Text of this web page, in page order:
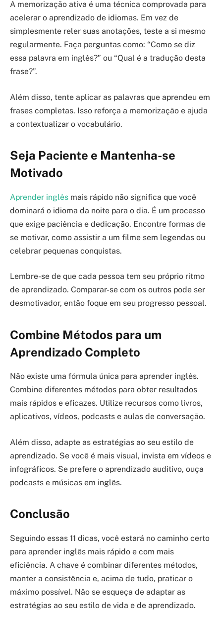
A memorização ativa é uma técnica comprovada para
acelerar o aprendizado de idiomas. Em vez de
simplesmente reler suas anotações, teste a si mesmo
regularmente. Faça perguntas como: “Como se diz
essa palavra em inglês?” ou “Qual é a tradução desta
frase?”.
Além disso, tente aplicar as palavras que aprendeu em
frases completas. Isso reforça a memorização e ajuda
a contextualizar o vocabulário.
Seja Paciente e Mantenha-se
Motivado
Aprender inglês mais rápido não significa que você
dominará o idioma da noite para o dia. É um processo
que exige paciência e dedicação. Encontre formas de
se motivar, como assistir a um filme sem legendas ou
celebrar pequenas conquistas.
Lembre-se de que cada pessoa tem seu próprio ritmo
de aprendizado. Comparar-se com os outros pode ser
desmotivador, então foque em seu progresso pessoal.
Combine Métodos para um
Aprendizado Completo
Não existe uma fórmula única para aprender inglês.
Combine diferentes métodos para obter resultados
mais rápidos e eficazes. Utilize recursos como livros,
aplicativos, vídeos, podcasts e aulas de conversação.
Além disso, adapte as estratégias ao seu estilo de
aprendizado. Se você é mais visual, invista em vídeos e
infográficos. Se prefere o aprendizado auditivo, ouça
podcasts e músicas em inglês.
Conclusão
Seguindo essas 11 dicas, você estará no caminho certo
para aprender inglês mais rápido e com mais
eficiência. A chave é combinar diferentes métodos,
manter a consistência e, acima de tudo, praticar o
máximo possível. Não se esqueça de adaptar as
estratégias ao seu estilo de vida e de aprendizado.